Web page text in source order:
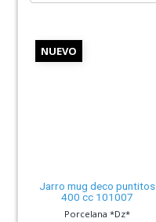
NUEVO
Jarro mug deco puntitos
400 cc 101007
Porcelana *Dz*